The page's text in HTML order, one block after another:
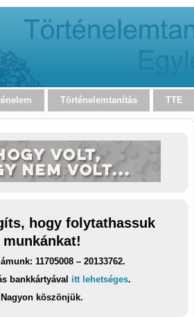
Történelemtanítás TTE
hogy folytathassuk
munkánkat!
11705008 – 20133762.
bankkártyával itt lehetséges.
Nagyon köszönjük.